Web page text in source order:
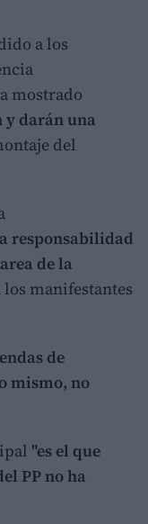
a los
mostrado
y darán una
del
responsabilidad
de la
manifestantes
de
mismo, no
"es el que
PP no ha